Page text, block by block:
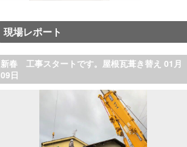
現場レポート
新春 工事スタートです。屋根瓦葺き替え 01月
09日